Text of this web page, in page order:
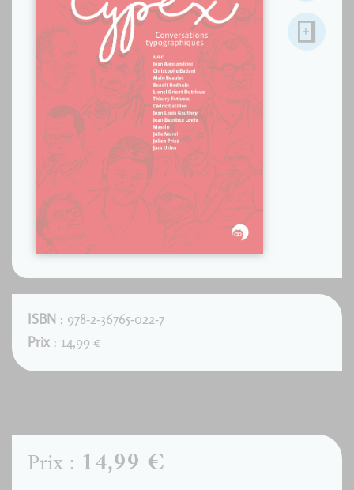
ISBN : 978-2-36765-022-7
Prix : 14,99 €
Prix : 14,99 €